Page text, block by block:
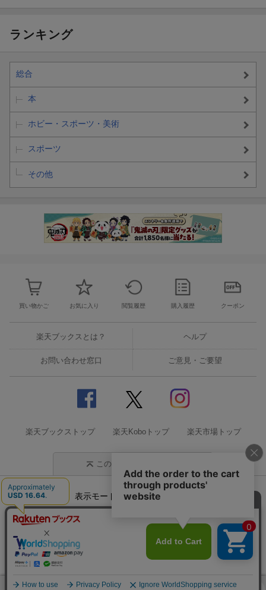
ランキング
総合
本
ホビー・スポーツ・美術
スポーツ
その他
買い物かご お気に入り 閲覧履歴 購入履歴 クーポン
楽天ブックスとは？ ヘルプ
お問い合わせ窓口 ご意見・ご要望
楽天ブックストップ 楽天Koboトップ 楽天市場トップ
このページの先頭に戻る
表示モード モバイル
企業情報 個人情報保護方針
特定商取引法に基づく表記